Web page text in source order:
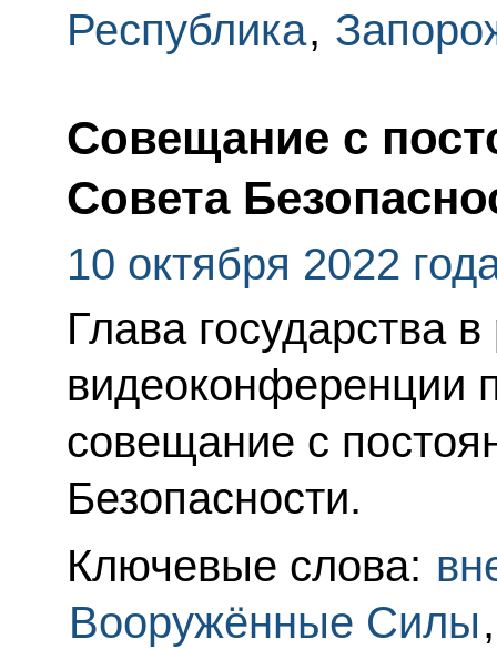
Республика,
Cовещание с
Совета
10 октября 2022
Глава государства
видеоконференции
совещание с
Безопасности.
Ключевые слова:
Вооружённые Силы